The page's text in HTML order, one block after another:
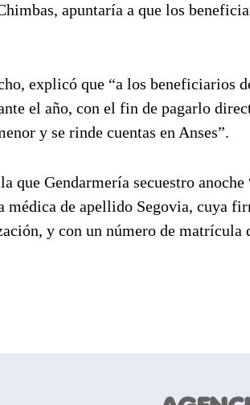
apuntaría a que los
explicó que “a los beneficiarios
el año, con el fin de pagarlo
y se rinde cuentas en Anses”.
que Gendarmería secuestro
médica de apellido Segovia, cuya
y con un número de matrícula